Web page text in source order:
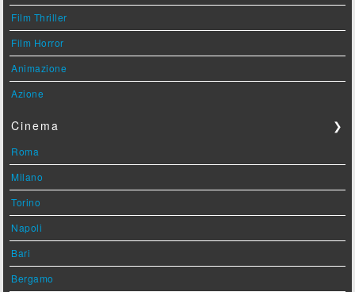
Film Thriller
Film Horror
Animazione
Azione
Cinema ❯
Roma
Milano
Torino
Napoli
Bari
Bergamo